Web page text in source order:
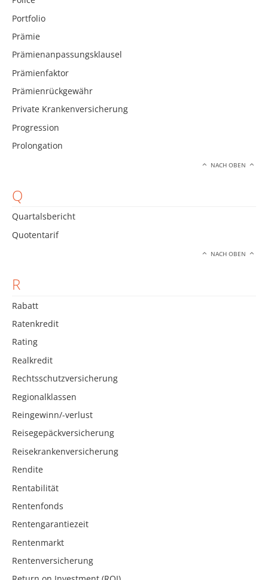
Portfolio
Prämie
Prämienanpassungsklausel
Prämienfaktor
Prämienrückgewähr
Private Krankenversicherung
Progression
Prolongation
NACH OBEN
Q
Quartalsbericht
Quotentarif
NACH OBEN
R
Rabatt
Ratenkredit
Rating
Realkredit
Rechtsschutzversicherung
Regionalklassen
Reingewinn/-verlust
Reisegepäckversicherung
Reisekrankenversicherung
Rendite
Rentabilität
Rentenfonds
Rentengarantiezeit
Rentenmarkt
Rentenversicherung